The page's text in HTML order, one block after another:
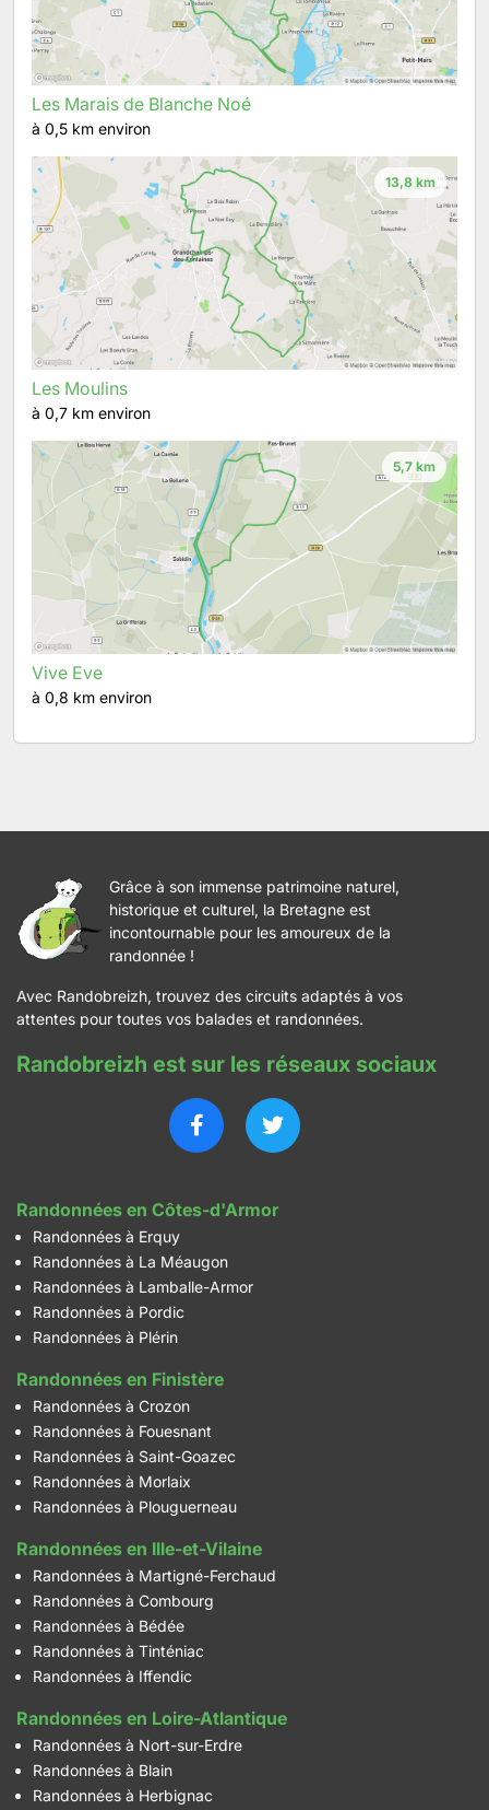
Les Marais de Blanche Noé
à 0,5 km environ
13,8 km
Les Moulins
à 0,7 km environ
5,7 km
Vive Eve
à 0,8 km environ
Grâce à son immense patrimoine naturel,
historique et culturel, la Bretagne est
incontournable pour les amoureux de la
randonnée !
Avec Randobreizh, trouvez des circuits adaptés à vos
attentes pour toutes vos balades et randonnées.
Randobreizh est sur les réseaux sociaux
Randonnées en Côtes-d'Armor
Randonnées à Erquy
Randonnées à La Méaugon
Randonnées à Lamballe-Armor
Randonnées à Pordic
Randonnées à Plérin
Randonnées en Finistère
Randonnées à Crozon
Randonnées à Fouesnant
Randonnées à Saint-Goazec
Randonnées à Morlaix
Randonnées à Plouguerneau
Randonnées en Ille-et-Vilaine
Randonnées à Martigné-Ferchaud
Randonnées à Combourg
Randonnées à Bédée
Randonnées à Tinténiac
Randonnées à Iffendic
Randonnées en Loire-Atlantique
Randonnées à Nort-sur-Erdre
Randonnées à Blain
Randonnées à Herbignac